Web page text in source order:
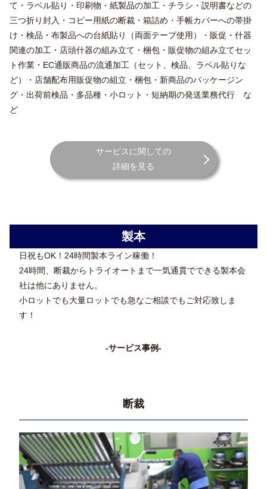
て・ラベル貼り・印刷物・紙製品の加工・チラシ・説明書などの
三つ折り封入・コピー用紙の断裁・箱詰め・手帳カバーへの帯掛
け・検品・布製品への台紙貼り（両面テープ使用）・販促・什器
関連の加工・店頭什器の組み立て・梱包・販促物の組み立てセッ
ト作業・EC通販商品の流通加工（セット、検品、ラベル貼りな
ど）・店舗配布用販促物の組立・梱包・新商品のパッケージン
グ・出荷前検品・多品種・小ロット・短納期の発送業務代行 な
ど
サービスに関しての
詳細を見る
製本
日祝もOK！24時間製本ライン稼働！
24時間、断裁からトライオートまで一気通貫でできる製本会
社は他にありません。
小ロットでも大量ロットでも急なご相談でもご対応致しま
す！
-サービス事例-
断裁